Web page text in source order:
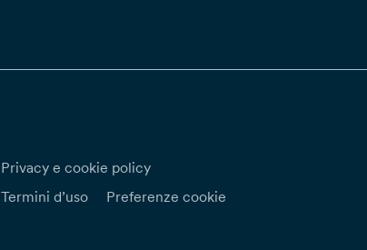
Privacy e cookie policy
Termini d’uso
Preferenze cookie